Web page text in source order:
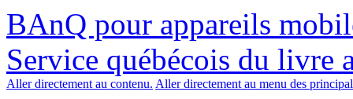
BAnQ pour appareils
Service québécois du livre
Aller directement au contenu. Aller directement au menu des